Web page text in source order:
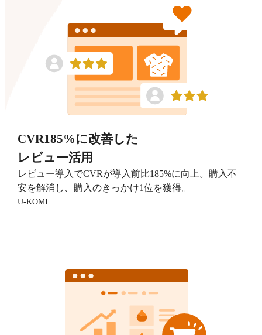
CVR185%に改善した
レビュー活用
レビュー導入でCVRが導入前比185%に向上。購入不
安を解消し、購入のきっかけ1位を獲得。
U-KOMI